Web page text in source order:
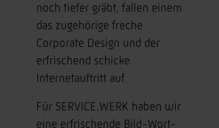
noch tiefer gräbt, fallen einem
das zugehörige freche
Corporate Design und der
erfrischend schicke
Internetauftritt auf.
Für SERVICE.WERK haben wir
eine erfrischende Bild-Wort-